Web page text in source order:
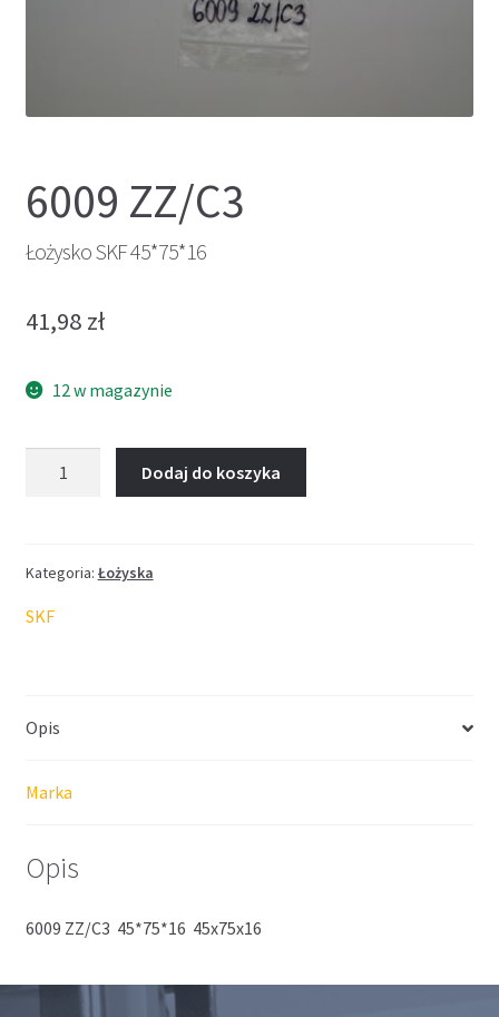
6009 ZZ/C3
Łożysko SKF 45*75*16
41,98 zł
12 w magazynie
Dodaj do koszyka
Kategoria: Łożyska
SKF
Opis
Marka
Opis
6009 ZZ/C3 45*75*16 45x75x16